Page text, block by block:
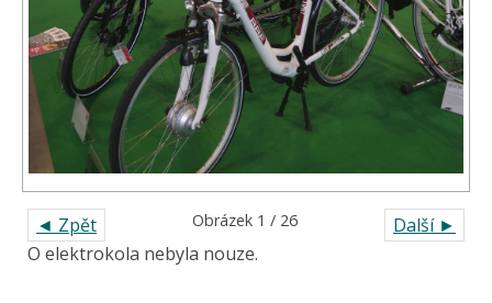
◄ Zpět Další ►
Obrázek 1 / 26
O elektrokola nebyla nouze.